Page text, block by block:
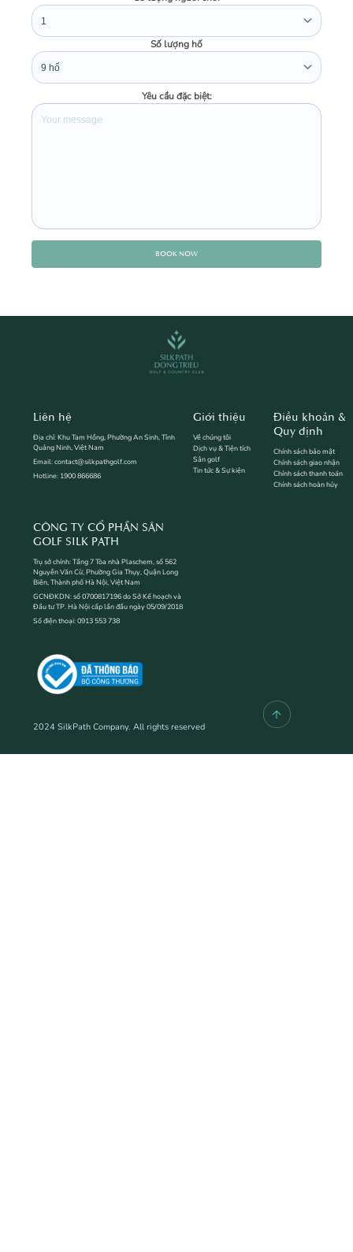
Số lượng hố
Yêu cầu đặc biệt:
BOOK NOW
Liên hệ
Địa chỉ: Khu Tam Hồng, Phường An Sinh, Tỉnh
Quảng Ninh, Việt Nam
Email: contact@silkpathgolf.com
Hotline: 1900 866686
CÔNG TY CỔ PHẦN SÂN
GOLF SILK PATH
Trụ sở chính: Tầng 7 Tòa nhà Plaschem, số 562
Nguyễn Văn Cừ, Phường Gia Thụy, Quận Long
Biên, Thành phố Hà Nội, Việt Nam
GCNĐKDN: số 0700817196 do Sở Kế hoạch và
Đầu tư TP. Hà Nội cấp lần đầu ngày 05/09/2018
Số điện thoại: 0913 553 738
Giới thiệu
Về chúng tôi
Dịch vụ & Tiện tích
Sân golf
Tin tức & Sự kiện
Điều khoản &
Quy định
Chính sách bảo mật
Chính sách giao nhận
Chính sách thanh toán
Chính sách hoàn hủy
2024 SilkPath Company. All rights reserved